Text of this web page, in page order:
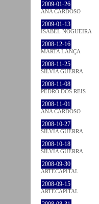
2009-01-26
ANA CARDOSO
2009-01-13
ISABEL NOGUEIRA
2008-12-16
MARTA LANÇA
2008-11-25
SÍLVIA GUERRA
2008-11-08
PEDRO DOS REIS
2008-11-01
ANA CARDOSO
2008-10-27
SÍLVIA GUERRA
2008-10-18
SÍLVIA GUERRA
2008-09-30
ARTECAPITAL
2008-09-15
ARTECAPITAL